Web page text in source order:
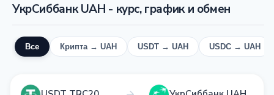
УкрСиббанк UAH - курс, график и обмен
Все Крипта → UAH USDT → UAH USDC → UAH